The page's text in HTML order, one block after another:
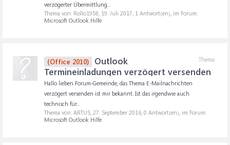
verzögerter Übermittlung...
Thema von: Rollo1958, 19. Juli 2017, 1 Antwort(en), im Forum:
Microsoft Outlook Hilfe
Thema
(Office 2010)
Outlook
Termineinladungen verzögert versenden
Hallo lieben Forum-Gemeinde, das Thema E-Mailnachrichten
verzögert versenden ist mir bekannt. Ist das irgendwie auch
technisch für...
Thema von: ARTUS, 27. September 2016, 0 Antwort(en), im Forum:
Microsoft Outlook Hilfe